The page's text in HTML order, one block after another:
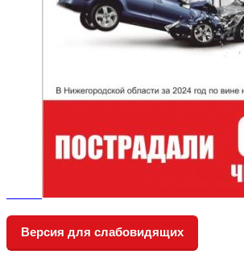
Версия для слабовидящих